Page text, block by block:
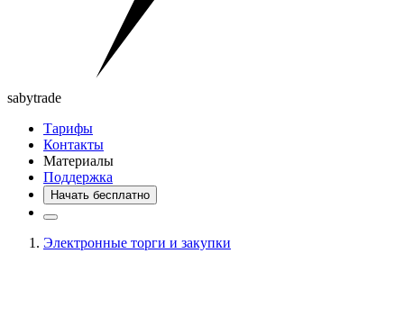
sabytrade
Тарифы
Контакты
Материалы
Поддержка
Начать бесплатно
Электронные торги и закупки